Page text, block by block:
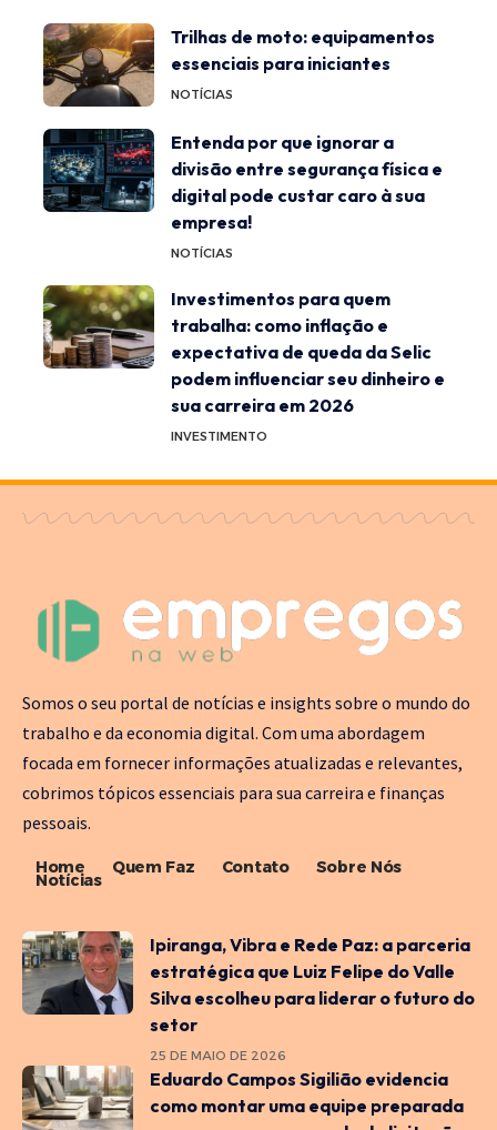
Trilhas de moto: equipamentos
essenciais para iniciantes
NOTÍCIAS
Entenda por que ignorar a
divisão entre segurança física e
digital pode custar caro à sua
empresa!
NOTÍCIAS
Investimentos para quem
trabalha: como inflação e
expectativa de queda da Selic
podem influenciar seu dinheiro e
sua carreira em 2026
INVESTIMENTO
Somos o seu portal de notícias e insights sobre o mundo do
trabalho e da economia digital. Com uma abordagem
focada em fornecer informações atualizadas e relevantes,
cobrimos tópicos essenciais para sua carreira e finanças
pessoais.
Home Quem Faz Contato Sobre Nós
Notícias
Ipiranga, Vibra e Rede Paz: a parceria
estratégica que Luiz Felipe do Valle
Silva escolheu para liderar o futuro do
setor
25 DE MAIO DE 2026
Eduardo Campos Sigilião evidencia
como montar uma equipe preparada